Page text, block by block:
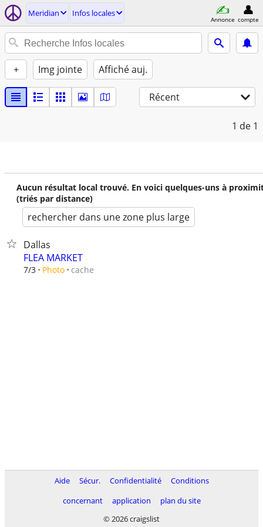
Meridian Infos locales
Annonce compte
+ Img jointe Affiché auj.
Récent
1 de 1
Aucun résultat local trouvé. En voici quelques-uns à
(triés par distance)
rechercher dans une zone plus large
Dallas
FLEA MARKET
7/3 Photo cache
Aide Sécur. Confidentialité
Conditions
concernant
application
plan du site
© 2026 craigslist